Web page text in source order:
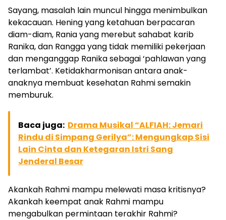
Sayang, masalah lain muncul hingga menimbulkan
kekacauan. Hening yang ketahuan berpacaran
diam-diam, Rania yang merebut sahabat karib
Ranika, dan Rangga yang tidak memiliki pekerjaan
dan menganggap Ranika sebagai ‘pahlawan yang
terlambat’. Ketidakharmonisan antara anak-
anaknya membuat kesehatan Rahmi semakin
memburuk.
Baca juga: Drama Musikal “ALFIAH: Jemari
Rindu di Simpang Gerilya”: Mengungkap Sisi
Lain Cinta dan Ketegaran Istri Sang
Jenderal Besar
Akankah Rahmi mampu melewati masa kritisnya?
Akankah keempat anak Rahmi mampu
mengabulkan permintaan terakhir Rahmi?